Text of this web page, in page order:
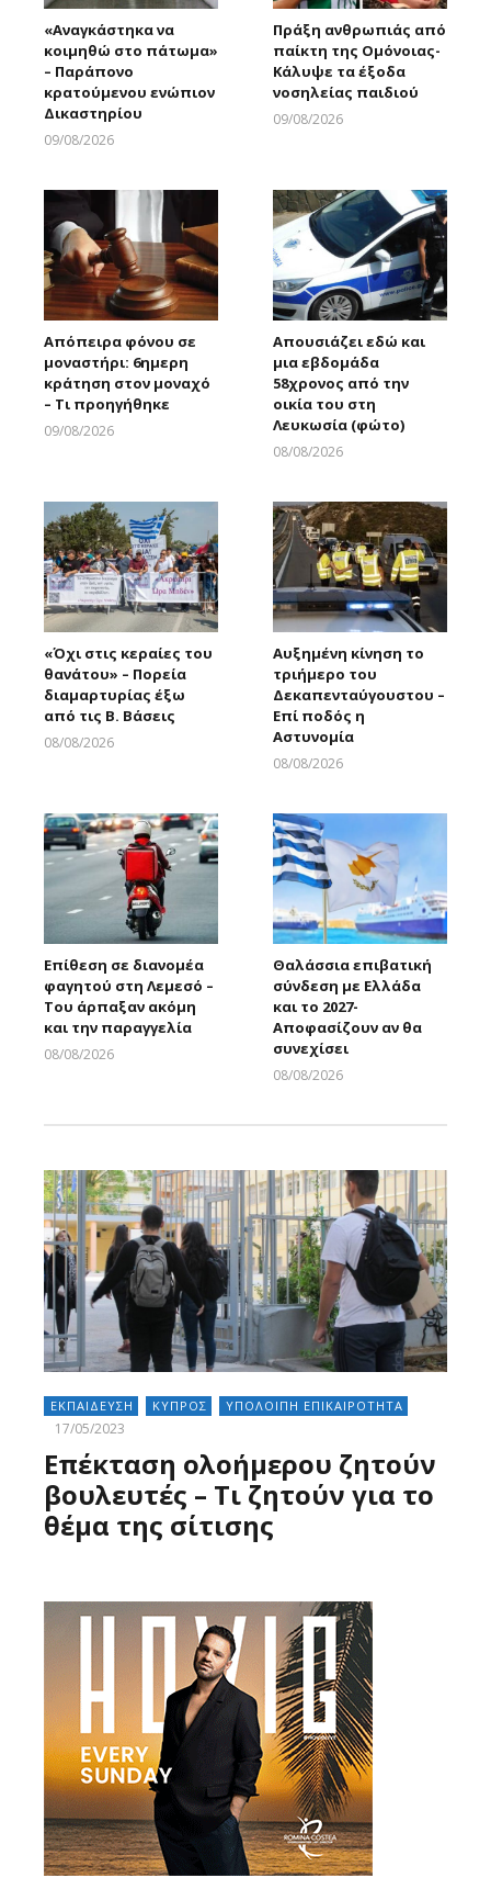
«Αναγκάστηκα να
κοιμηθώ στο πάτωμα»
– Παράπονο
κρατούμενου ενώπιον
Δικαστηρίου
09/08/2026
Πράξη ανθρωπιάς από
παίκτη της Ομόνοιας-
Κάλυψε τα έξοδα
νοσηλείας παιδιού
09/08/2026
Απόπειρα φόνου σε
μοναστήρι: 6ημερη
κράτηση στον μοναχό
– Τι προηγήθηκε
09/08/2026
Απουσιάζει εδώ και
μια εβδομάδα
58χρονος από την
οικία του στη
Λευκωσία (φώτο)
08/08/2026
«Όχι στις κεραίες του
θανάτου» – Πορεία
διαμαρτυρίας έξω
από τις Β. Βάσεις
08/08/2026
Αυξημένη κίνηση το
τριήμερο του
Δεκαπενταύγουστου –
Επί ποδός η
Αστυνομία
08/08/2026
Επίθεση σε διανομέα
φαγητού στη Λεμεσό –
Του άρπαξαν ακόμη
και την παραγγελία
08/08/2026
Θαλάσσια επιβατική
σύνδεση με Ελλάδα
και το 2027-
Αποφασίζουν αν θα
συνεχίσει
08/08/2026
ΕΚΠΑΙΔΕΥΣΗ ΚΥΠΡΟΣ ΥΠΟΛΟΙΠΗ ΕΠΙΚΑΙΡΟΤΗΤΑ
17/05/2023
Επέκταση ολοήμερου ζητούν
βουλευτές – Τι ζητούν για το
θέμα της σίτισης